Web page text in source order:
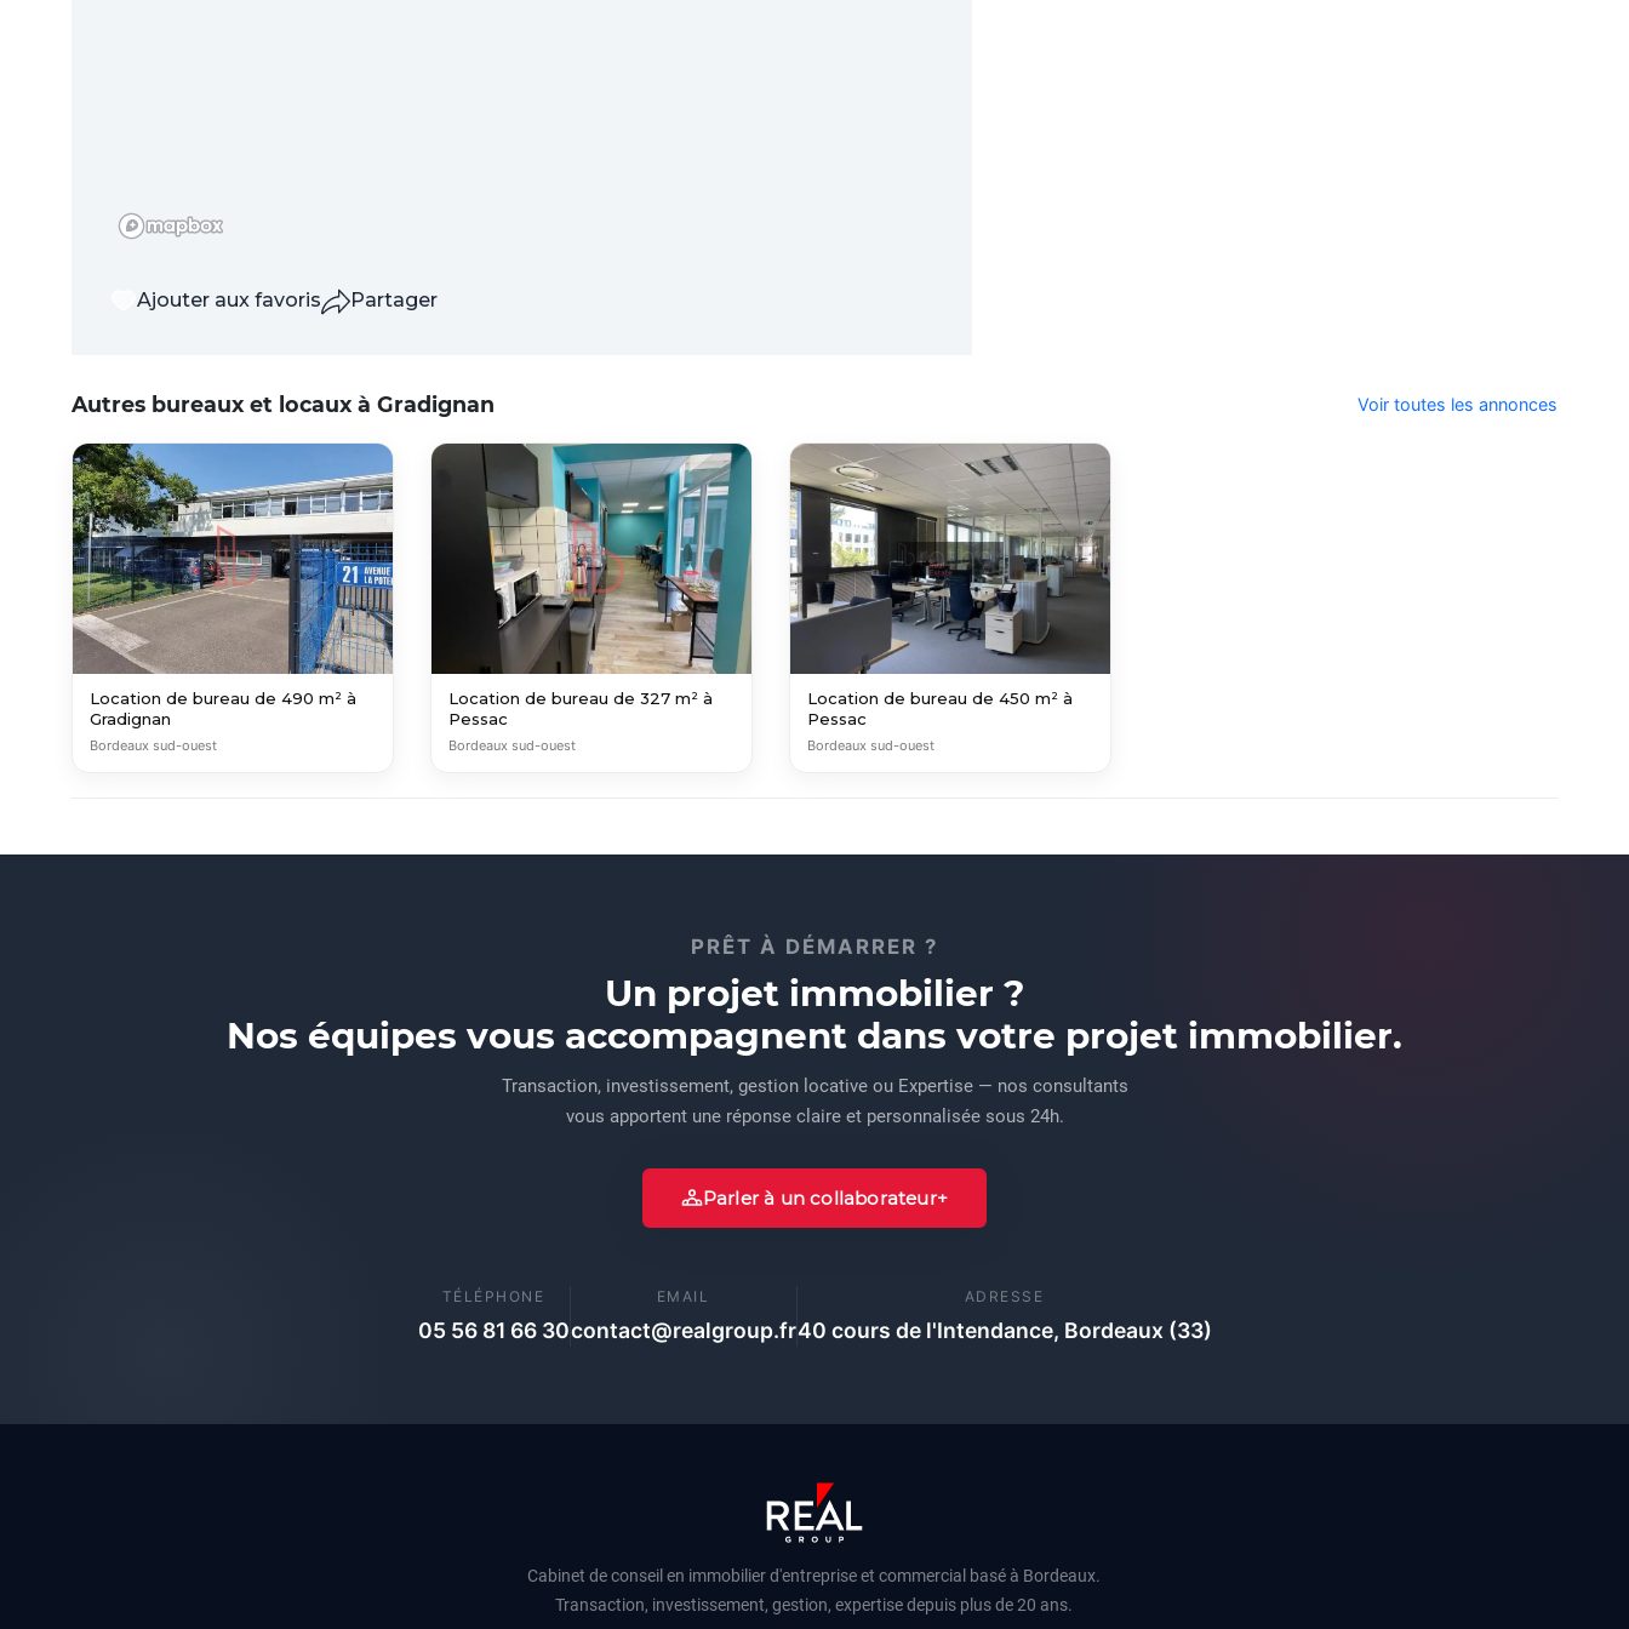
Ajouter aux favoris Partager
Autres bureaux et locaux à Gradignan Voir toutes les annonces
Location de bureau de 490 m² à
Gradignan
Bordeaux sud-ouest
Location de bureau de 327 m² à
Pessac
Bordeaux sud-ouest
Location de bureau de 450 m² à
Pessac
Bordeaux sud-ouest
PRÊT À DÉMARRER ?
Un projet immobilier ?
Nos équipes vous accompagnent dans votre projet immobilier.
Transaction, investissement, gestion locative ou Expertise — nos consultants
vous apportent une réponse claire et personnalisée sous 24h.
Parler à un collaborateur
TÉLÉPHONE
05 56 81 66 30
EMAIL
contact@realgroup.fr
ADRESSE
40 cours de l'Intendance, Bordeaux (33)
Cabinet de conseil en immobilier d'entreprise et commercial basé à Bordeaux.
Transaction, investissement, gestion, expertise depuis plus de 20 ans.